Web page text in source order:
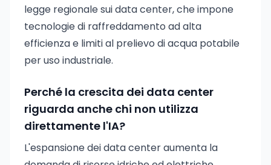
legge regionale sui data center, che impone
tecnologie di raffreddamento ad alta
efficienza e limiti al prelievo di acqua potabile
per uso industriale.
Perché la crescita dei data center
riguarda anche chi non utilizza
direttamente l'IA?
L'espansione dei data center aumenta la